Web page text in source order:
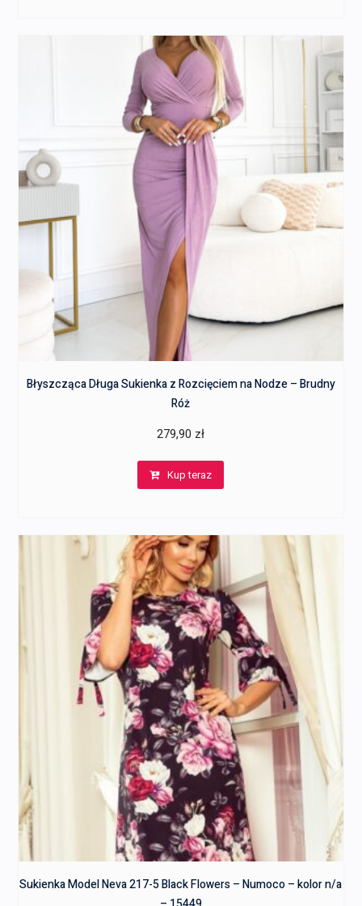
Błyszcząca Długa Sukienka z Rozcięciem na Nodze – Brudny
Róż
279,90 zł
Kup teraz
Sukienka Model Neva 217-5 Black Flowers – Numoco – kolor n/a